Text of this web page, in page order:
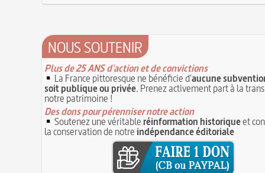
NOUS SOUTENIR
Plus de 25 ANS d'action et de convictions
La France pittoresque ne bénéficie d'aucune
soit publique ou privée. Prenez activement part à la
notre patrimoine !
Des dons pour pérenniser notre action
Soutenez une véritableréinformation historiqueet
la conservation de notre indépendance éditoriale